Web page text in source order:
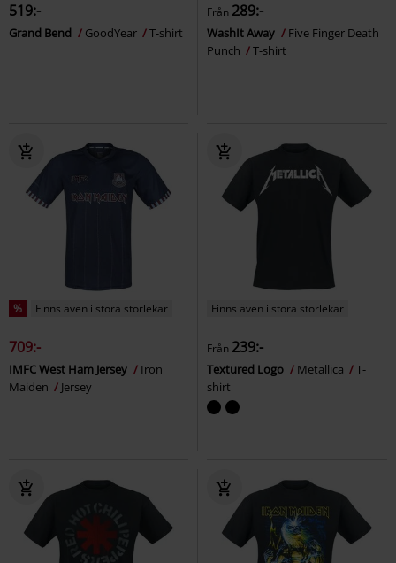
519:-
Grand Bend GoodYear T-shirt
Från 289:-
WashIt Away
Five Finger Death
Punch
T-shirt
% Finns även i stora storlekar
709:-
IMFC West Ham Jersey
Iron
Maiden
Jersey
Finns även i stora storlekar
Från 239:-
Textured Logo Metallica
T-
shirt